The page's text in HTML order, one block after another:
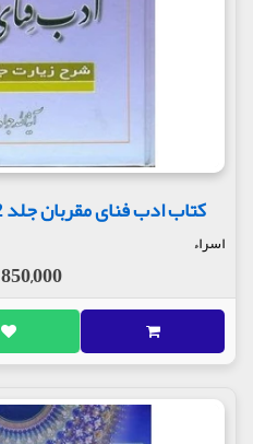
کتاب ادب فنای مقربان جلد 2 شرح زیارت جامعه کبیره
اسراء
850,000 تومان